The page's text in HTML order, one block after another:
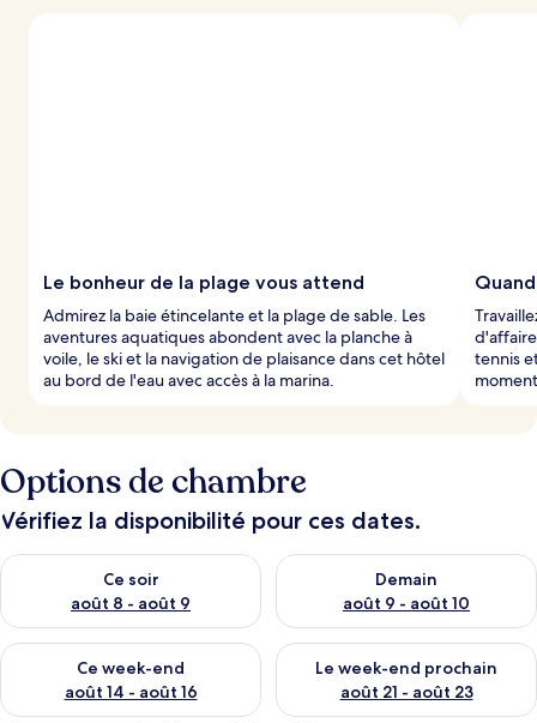
Le bonheur de la plage vous attend
Admirez la baie étincelante et la plage de sable. Les
aventures aquatiques abondent avec la planche à
voile, le ski et la navigation de plaisance dans cet hôtel
au bord de l'eau avec accès à la marina.
tennis
Options de chambre
Vérifiez la disponibilité pour ces dates.
Ce soir
août 8 - août 9
Vérifier la disponibilité pour ce soir août 8 - août 9
Demain
août 9 - août 10
Vérifier la disponibilité pour
Ce week-end
août 14 - août 16
Vérifier la disponibilité pour ce week-end août 14 - août 16
Le week-end prochain
août 21 - août 23
Vérifier la disponibilité pour